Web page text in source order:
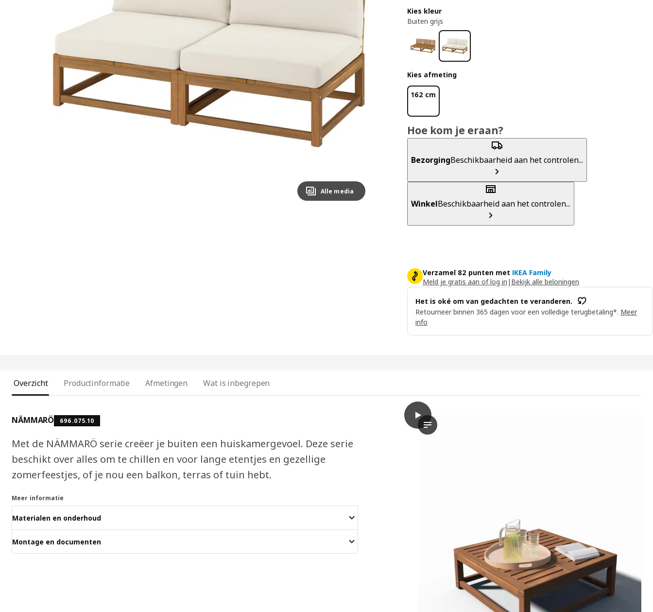
Image zoomed out, normal view
Alle media
Kies kleur
Buiten grijs
Kies afmeting
162 cm
Hoe kom je eraan?
BezorgingBeschikbaarheid aan het controlen...
WinkelBeschikbaarheid aan het controlen...
Verzamel 82 punten met IKEA Family
Meld je gratis aan of log in | Bekijk alle beloningen
Het is oké om van gedachten te veranderen.
Retourneer binnen 365 dagen voor een volledige terugbetaling*. Meer
info
Overzicht Productinformatie Afmetingen Wat is inbegrepen
NÄMMARÖ 696.075.10
Met de NÄMMARÖ serie creëer je buiten een huiskamergevoel. Deze serie
beschikt over alles om te chillen en voor lange etentjes en gezellige
zomerfeestjes, of je nou een balkon, terras of tuin hebt.
Meer informatie
Materialen en onderhoud
Montage en documenten
play
De video toont de NÄMMARÖ 2-zits modulaire bank, een veelzijdig
NÄMMARÖ 2-zitsbank, lichtbruin gelazuurd buiten/Frösön/Duvholmen